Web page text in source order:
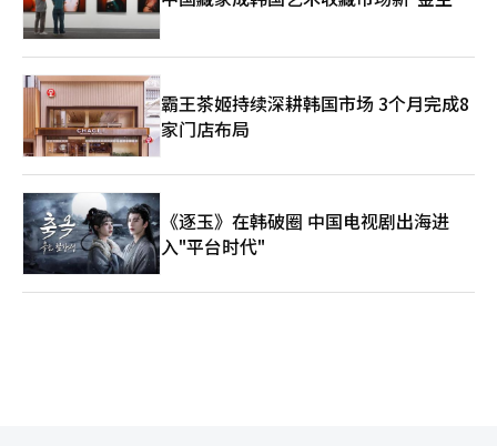
霸王茶姬持续深耕韩国市场 3个月完成8
家门店布局
《逐玉》在韩破圈 中国电视剧出海进
入"平台时代"